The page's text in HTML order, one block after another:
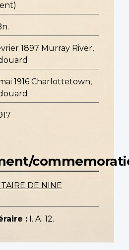
1897 Murray River,
1916 Charlottetown,
DE NINE
: I. A. 12.